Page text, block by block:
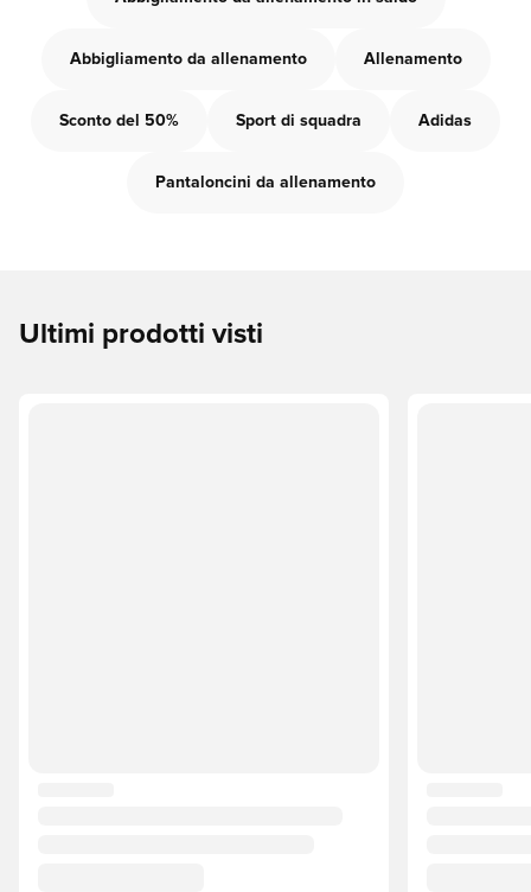
Abbigliamento da allenamento Allenamento
Sconto del 50% Sport di squadra Adidas
Pantaloncini da allenamento
Ultimi prodotti visti